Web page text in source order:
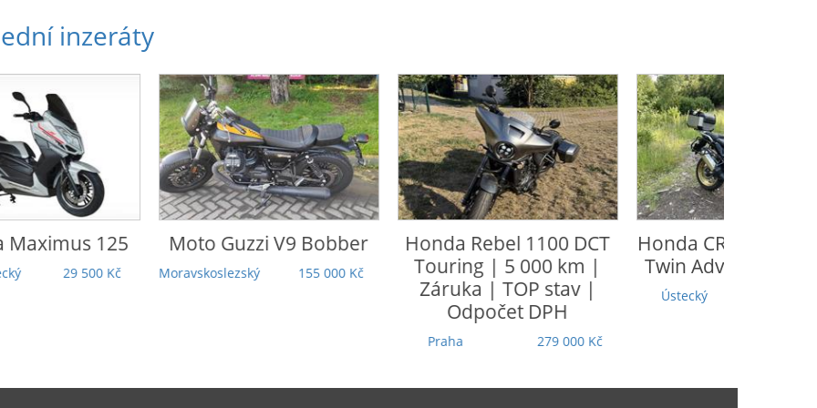
inzeráty
GuzziV9 Bobber
155 000 Kč
HondaRebel 1100 DCT
Touring | 5 000 km |
Záruka | TOP stav |
HondaCRF 1100 L Africa
Twin Adventure Sports
Ústecký 305 000 Kč
CFmoto
Moravskoslezský